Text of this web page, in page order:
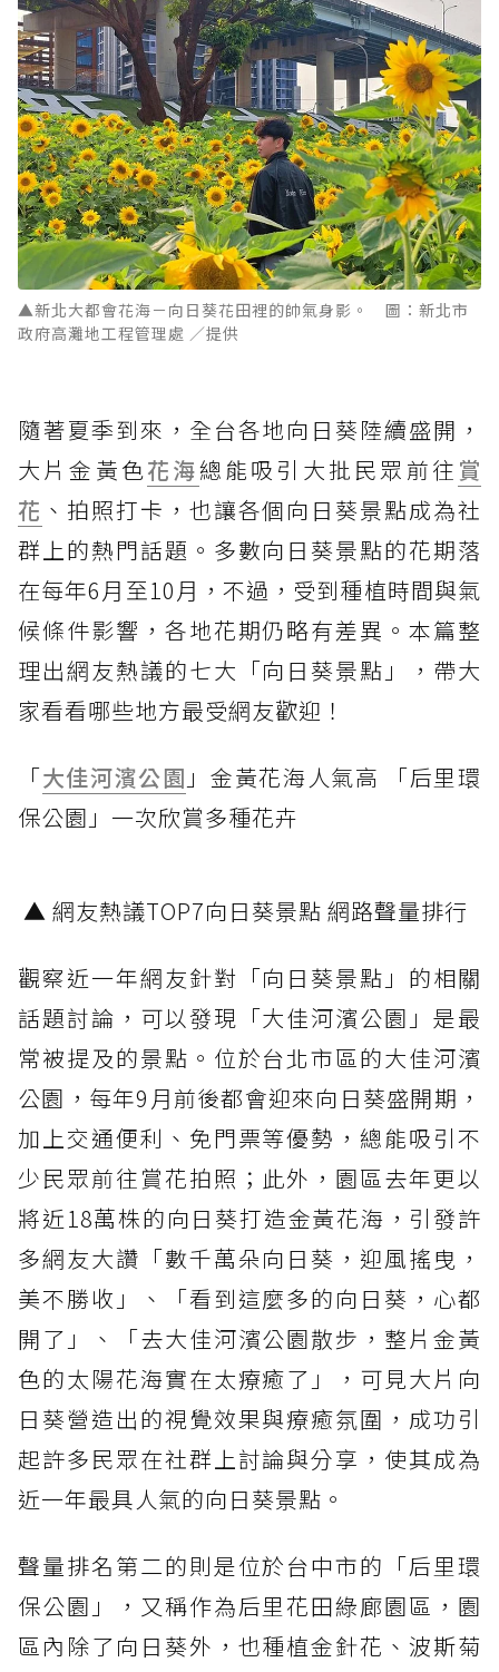
▲新北大都會花海－向日葵花田裡的帥氣身影。 圖：新北市
政府高灘地工程管理處 ／提供
隨著夏季到來，全台各地向日葵陸續盛開，
大片金黃色花海總能吸引大批民眾前往 賞
花 、拍照打卡，也讓各個向日葵景點成為社
群上的熱門話題。多數向日葵景點的花期落
在每年6月至10月，不過，受到種植時間與氣
候條件影響，各地花期仍略有差異。本篇整
理出網友熱議的七大「向日葵景點」，帶大
家看看哪些地方最受網友歡迎！
「大佳河濱公園 」金黃花海人氣高 「后里環
保公園」一次欣賞多種花卉
▲ 網友熱議TOP7向日葵景點 網路聲量排行
觀察近一年網友針對「向日葵景點」的相關
話題討論，可以發現「大佳河濱公園」是最
常被提及的景點。位於台北市區的大佳河濱
公園，每年9月前後都會迎來向日葵盛開期，
加上交通便利、免門票等優勢，總能吸引不
少民眾前往賞花拍照；此外，園區去年更以
將近18萬株的向日葵打造金黃花海，引發許
多網友大讚「數千萬朵向日葵，迎風搖曳，
美不勝收」、「看到這麼多的向日葵，心都
開了」、「去大佳河濱公園散步，整片金黃
色的太陽花海實在太療癒了」，可見大片向
日葵營造出的視覺效果與療癒氛圍，成功引
起許多民眾在社群上討論與分享，使其成為
近一年最具人氣的向日葵景點。
聲量排名第二的則是位於台中市的「后里環
保公園」，又稱作為后里花田綠廊園區，園
區內除了向日葵外，也種植金針花、波斯菊